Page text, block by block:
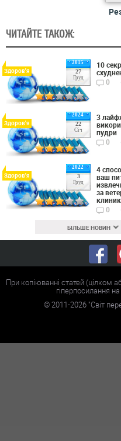
ЧИТАЙТЕ ТАКОЖ:
2015
27
Груд
Здоров'я
10
0
2024
22
Січ
Здоров'я
3
пудри
0
2022
3
Груд
Здоров'я
4
ваш
за
0
БІЛЬШЕ НОВИН
При копіюванні статей (цілком
гіперпосилання
©2011-2026"Світ